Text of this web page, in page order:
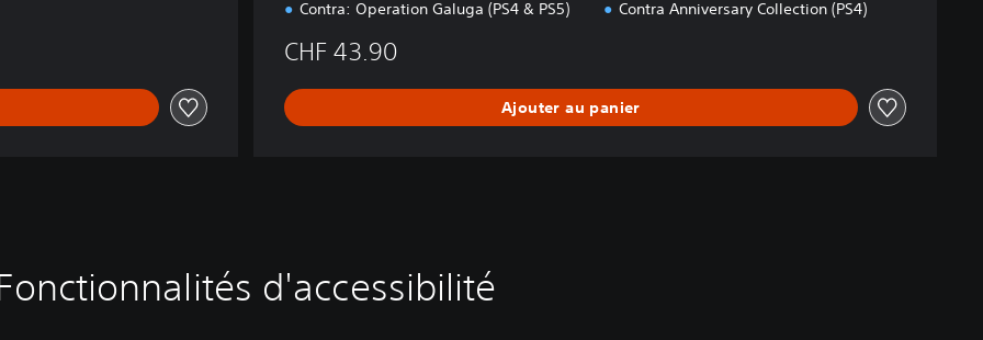
Contra: Operation Galuga (PS4 & PS5) Contra Anniversary Collection (PS4)
CHF 43.90
Ajouter au panier
d'accessibilité